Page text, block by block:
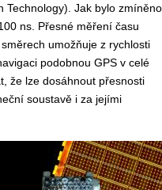
Technology). Jak bylo
ns. Přesné měření času
umožňuje z rychlosti
podobnou GPS v celé
že lze dosáhnout přesnosti
soustavě i za jejími